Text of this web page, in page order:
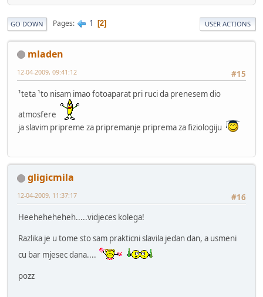
GO DOWN Pages 1 2 USER ACTIONS
mladen
#15
12-04-2009, 09:41:12
¹teta ¹to nisam imao fotoaparat pri ruci da prenesem dio
atmosfere
ja slavim pripreme za pripremanje priprema za fiziologiju
gligicmila
#16
12-04-2009, 11:37:17
Heeheheheheh.....vidjeces kolega!
Razlika je u tome sto sam prakticni slavila jedan dan, a usmeni
cu bar mjesec dana....
pozz